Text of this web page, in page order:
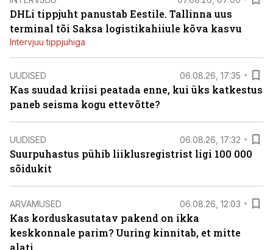
DHLi tippjuht panustab Eestile. Tallinna uus
terminal tõi Saksa logistikahiiule kõva kasvu
Intervjuu tippjuhiga
UUDISED 06.08.26, 17:35
Kas suudad kriisi peatada enne, kui üks katkestus
paneb seisma kogu ettevõtte?
UUDISED 06.08.26, 17:32
Suurpuhastus pühib liiklusregistrist ligi 100 000
sõidukit
ARVAMUSED 06.08.26, 12:03
Kas korduskasutatav pakend on ikka
keskkonnale parim? Uuring kinnitab, et mitte
alati